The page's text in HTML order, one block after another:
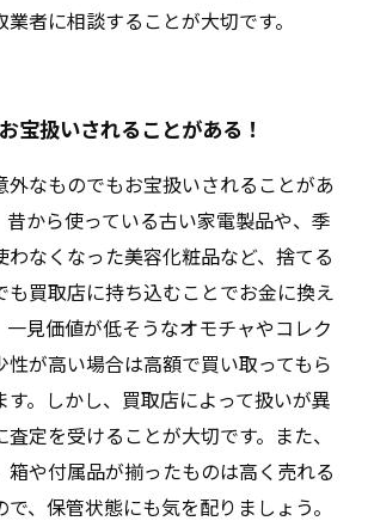
者に相談することが大切です。
宝扱いされることがある！
外なものでもお宝扱いされることがあ
昔から使っている古い家電製品や、季
わなくなった美容化粧品など、捨てる
も買取店に持ち込むことでお金に換え
一見価値が低そうなオモチャやコレク
性が高い場合は高額で買い取ってもら
す。しかし、買取店によって扱いが異
定を受けることが大切です。また、
箱や付属品が揃ったものは高く売れる
、保管状態にも気を配りましょう。